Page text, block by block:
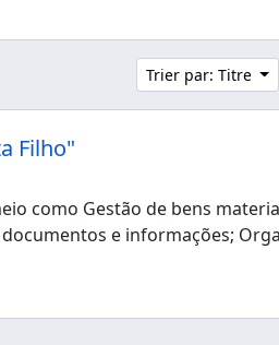
Trier par: Titre
Filho"
como Gestão de bens
e informações;